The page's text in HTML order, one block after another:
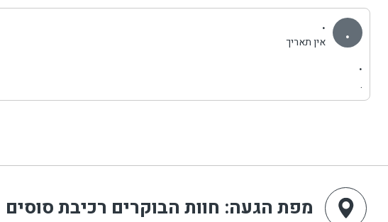
.
.
אין תאריך
.
.
מפת הגעה: חוות הבוקרים רכיבת סוסים